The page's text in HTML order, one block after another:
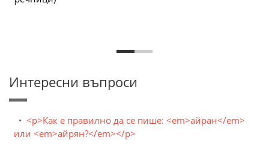
Интересни въпроси
<p>Как е правилно да се пише: <em>айран</em>
или <em>айрян?</em></p>